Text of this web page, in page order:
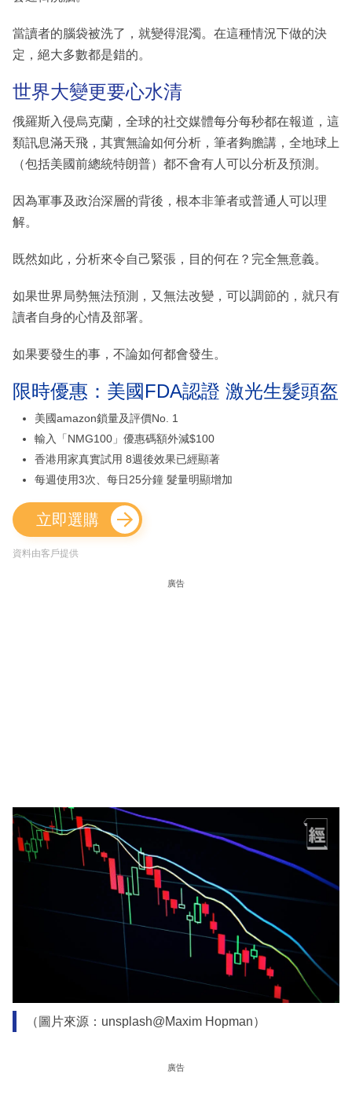
當讀者的腦袋被洗了，就變得混濁。在這種情況下做的決
定，絕大多數都是錯的。
世界大變更要心水清
俄羅斯入侵烏克蘭，全球的社交媒體每分每秒都在報道，這
類訊息滿天飛，其實無論如何分析，筆者夠膽講，全地球上
（包括美國前總統特朗普）都不會有人可以分析及預測。
因為軍事及政治深層的背後，根本非筆者或普通人可以理
解。
既然如此，分析來令自己緊張，目的何在？完全無意義。
如果世界局勢無法預測，又無法改變，可以調節的，就只有
讀者自身的心情及部署。
如果要發生的事，不論如何都會發生。
限時優惠：美國FDA認證 激光生髮頭盔
美國amazon鎖量及評價No. 1
輸入「NMG100」優惠碼額外減$100
香港用家真實試用 8週後效果已經顯著
每週使用3次、每日25分鐘 髮量明顯增加
立即選購
資料由客戶提供
廣告
（圖片來源：unsplash@Maxim Hopman）
廣告